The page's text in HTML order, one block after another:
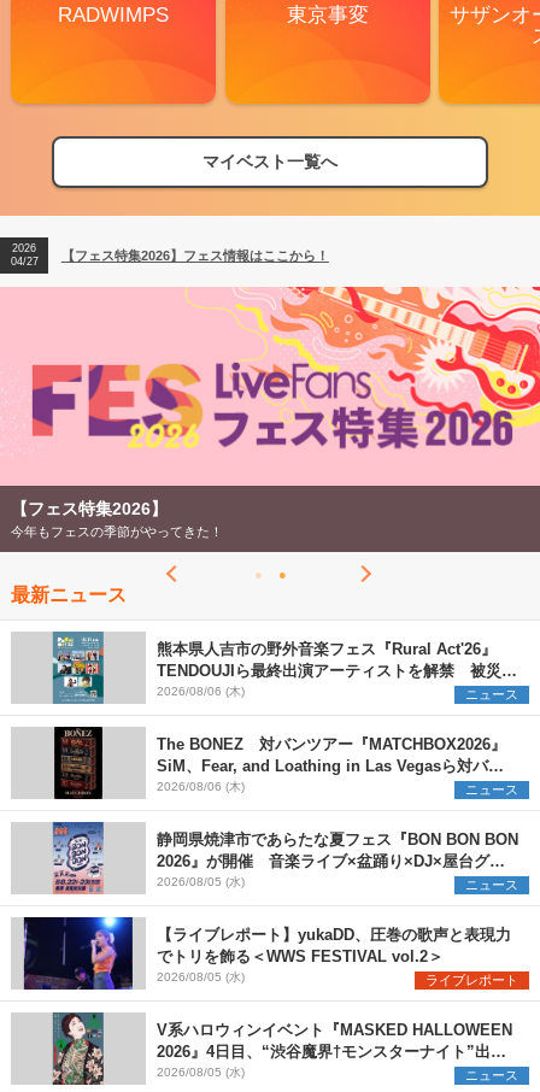
RADWIMPS 東京事変
サザンオ
マイベスト一覧へ
【フェス特集2026】フェス情報はここから！
【ライブ動員ランキング】2026年上半期編発表！
2026
04/27
【フェス特集2026】フェス情報はここから！
2026
【ライブ動員ランキング】2026年上半期編発表！
【フェス特集2026】
今年もフェスの季節がやってきた！
最新ニュース
熊本県人吉市の野外音楽フェス『Rural Act'26』
TENDOUJIら最終出演アーティストを解禁 被災地
支援プロジェクトの始動も発表
2026/08/06 (木) ニュース
The BONEZ 対バンツアー『MATCHBOX2026』
SiM、Fear, and Loathing in Las Vegasら対バン
アーティストを一斉解禁
2026/08/06 (木) ニュース
静岡県焼津市であらたな夏フェス『BON BON BON
2026』が開催 音楽ライブ×盆踊り×DJ×屋台グル
メ×ランタンナイトで彩る2日間
2026/08/05 (水) ニュース
【ライブレポート】yukaDD、圧巻の歌声と表現力
でトリを飾る＜WWS FESTIVAL vol.2＞
2026/08/05 (水) ライブレポート
V系ハロウィンイベント『MASKED HALLOWEEN
2026』4日目、“渋谷魔界†モンスターナイト”出演6
組を発表
2026/08/05 (水) ニュース